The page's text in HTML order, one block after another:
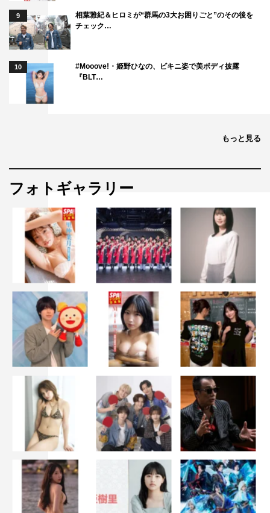
9
相葉雅紀＆ヒロミが“群馬の3大お困りごと”のその後を
チェック…
10
#Mooove!・姫野ひなの、ビキニ姿で美ボディ披露
『BLT…
もっと見る
フォトギャラリー